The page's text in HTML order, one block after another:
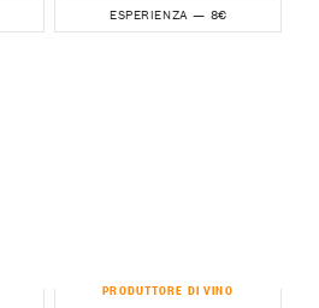
ESPERIENZA — 8€
PRODUTTORE DI VINO